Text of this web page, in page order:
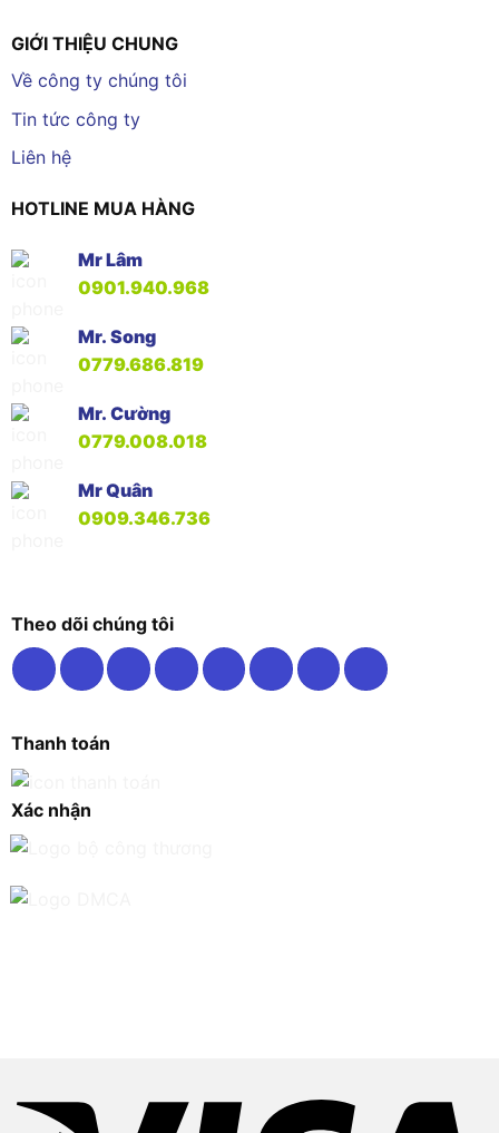
GIỚI THIỆU CHUNG
Về công ty chúng tôi
Tin tức công ty
Liên hệ
HOTLINE MUA HÀNG
Mr Lâm
0901.940.968
Mr. Song
0779.686.819
Mr. Cường
0779.008.018
Mr Quân
0909.346.736
Theo dõi chúng tôi
Thanh toán
Xác nhận